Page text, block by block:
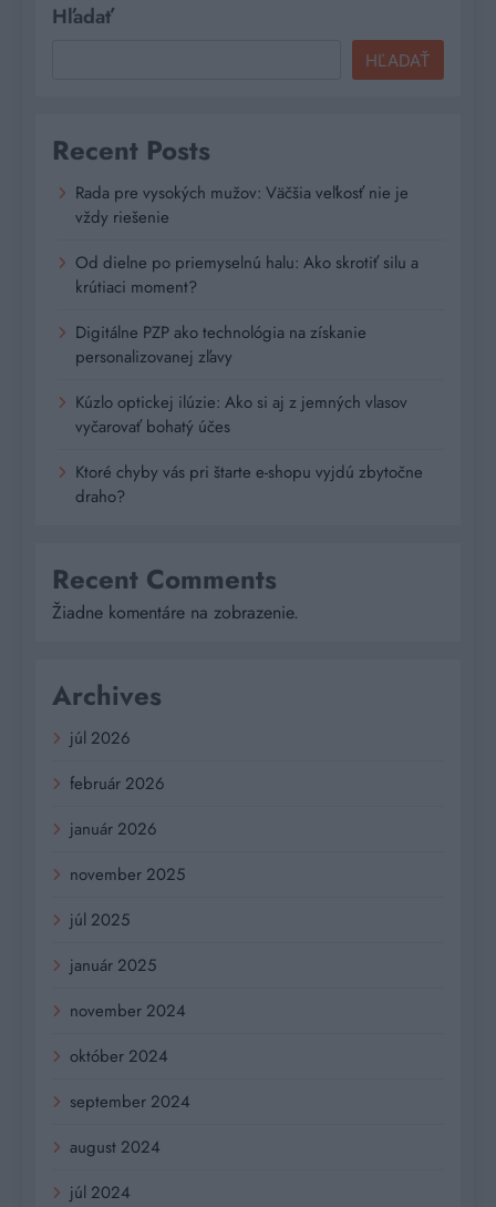
Hľadať
HĽADAŤ
Recent Posts
Rada pre vysokých mužov: Väčšia veľkosť nie je
vždy riešenie
Od dielne po priemyselnú halu: Ako skrotiť silu a
krútiaci moment?
Digitálne PZP ako technológia na získanie
personalizovanej zľavy
Kúzlo optickej ilúzie: Ako si aj z jemných vlasov
vyčarovať bohatý účes
Ktoré chyby vás pri štarte e-shopu vyjdú zbytočne
draho?
Recent Comments
Žiadne komentáre na zobrazenie.
Archives
júl 2026
február 2026
január 2026
november 2025
júl 2025
január 2025
november 2024
október 2024
september 2024
august 2024
júl 2024